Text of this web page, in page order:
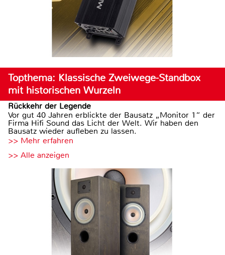
Topthema: Klassische Zweiwege-Standbox
mit historischen Wurzeln
Rückkehr der Legende
Vor gut 40 Jahren erblickte der Bausatz „Monitor 1“ der
Firma Hifi Sound das Licht der Welt. Wir haben den
Bausatz wieder aufleben zu lassen.
>> Mehr erfahren
>> Alle anzeigen